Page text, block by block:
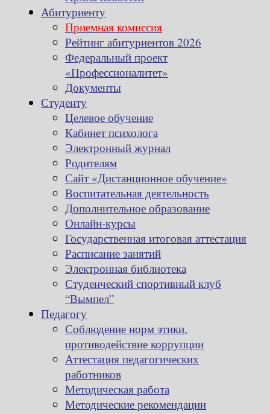
Абитуриенту
Приемная комиссия
Рейтинг абитуриентов 2026
Федеральный проект
«Профессионалитет»
Документы
Студенту
Целевое обучение
Кабинет психолога
Электронный журнал
Родителям
Сайт «Дистанционное обучение»
Воспитательная деятельность
Дополнительное образование
Онлайн-курсы
Государственная итоговая аттестация
Расписание занятий
Электронная библиотека
Студенческий спортивный клуб
“Вымпел”
Педагогу
Соблюдение норм этики,
противодействие коррупции
Аттестация педагогических
работников
Методическая работа
Методические рекомендации